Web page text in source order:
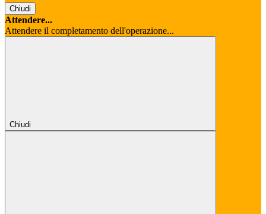
Chiudi
Attendere...
Attendere il completamento dell'operazione...
Chiudi